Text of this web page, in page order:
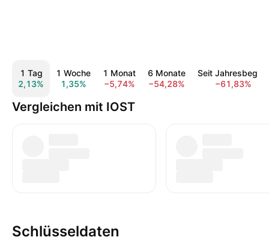
1 Tag
2,13%
1 Woche
1,35%
1 Monat
−5,74%
6 Monate
−54,28%
Seit Jahresbeginn
−61,83%
Vergleichen mit IOST
Schlüsseldaten